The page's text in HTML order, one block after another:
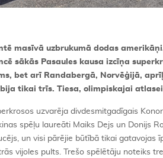
masīvā uzbrukumā dodas
sākās Pasaules kausa izcīņa
bet arī Randabergā, Norvēģijā,
bija tikai trīs. Tiesa, olimpiskajai
uzvarēja divdesmitgadīgais
spēļu laureāti Maiks Dejs un Donijs
un visi pārējie būtībā tikai gatavojas
vijoles pults. Trešo spēlētāju noteiks